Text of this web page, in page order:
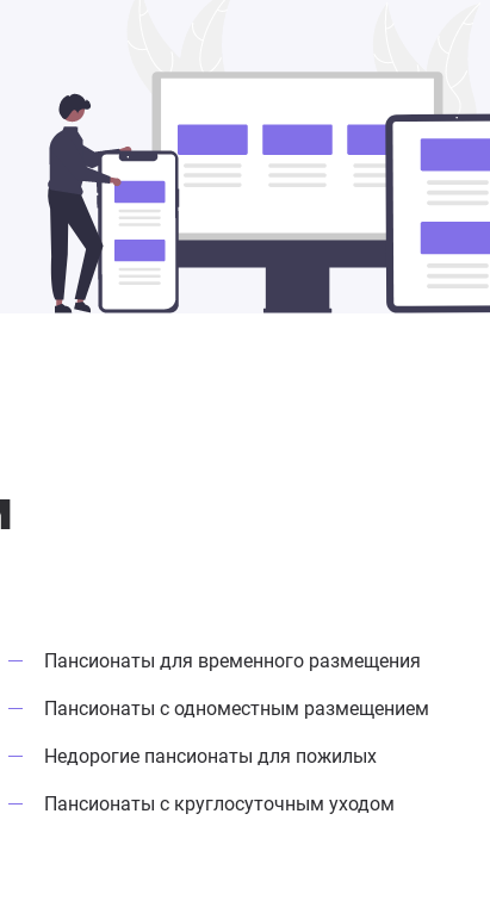
Пансионаты для временного размещения
Пансионаты с одноместным размещением
Недорогие пансионаты для пожилых
Пансионаты с круглосуточным уходом